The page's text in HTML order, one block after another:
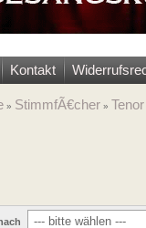
Kontakt
» StimmfÃ€cher » Tenor